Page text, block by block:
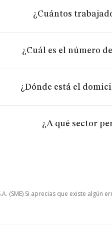
¿Cuántos
¿Cuál es el número
¿Dónde está el
¿A qué sector
(SME) Si aprecias que existe